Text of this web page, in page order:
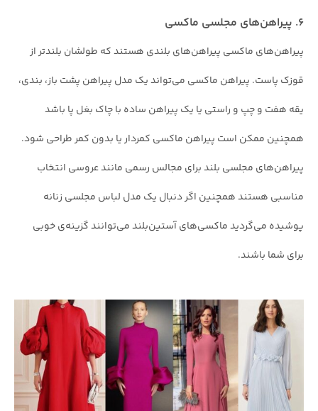
۶. پیراهن‌های مجلسی ماکسی
پیراهن‌های ماکسی پیراهن‌های بلندی هستند که طولشان بلندتر از
قوزک پاست. پیراهن ماکسی می‌تواند یک مدل پیراهن پشت باز، بندی،
یقه هفت و چپ و راستی یا یک پیراهن ساده با چاک بغل پا باشد
همچنین ممکن است پیراهن ماکسی کمر‌دار یا بدون کمر طراحی شود.
پیراهن‌های مجلسی بلند برای مجالس رسمی مانند عروسی انتخاب
مناسبی هستند همچنین اگر دنبال یک مدل لباس مجلسی زنانه
پوشیده می‌گردید ماکسی‌های آستین‌بلند می‌توانند گزینه‌ی خوبی
برای شما باشند.